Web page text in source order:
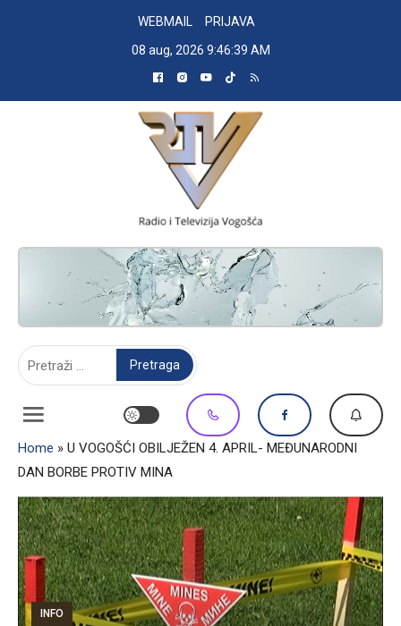
WEBMAIL
PRIJAVA
08 aug, 2026 9:46:40 AM
RADIO TELEVIZIJA VOGOŠĆA
Home » U VOGOŠĆI OBILJEŽEN 4. APRIL- MEĐUNARODNI
DAN BORBE PROTIV MINA
INFO